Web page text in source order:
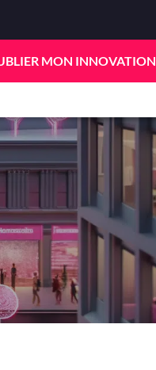
MON INNOVATION